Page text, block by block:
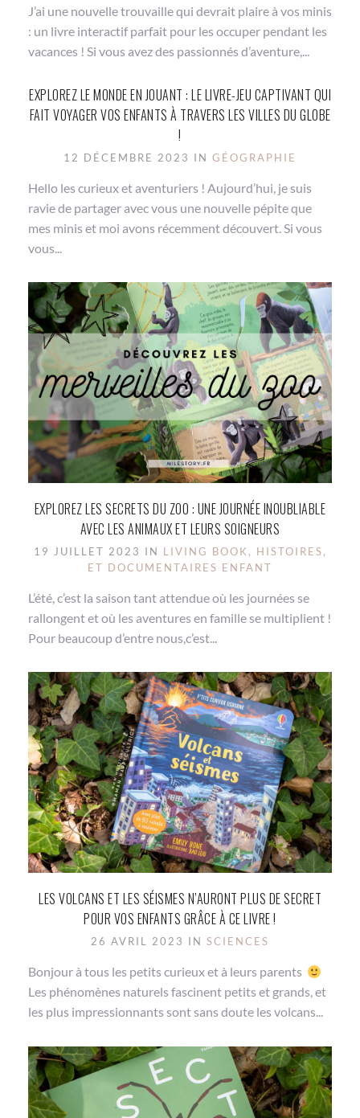
J’ai une nouvelle trouvaille qui devrait plaire à vos minis
: un livre interactif parfait pour les occuper pendant les
vacances ! Si vous avez des passionnés d’aventure,...
EXPLOREZ LE MONDE EN JOUANT : LE LIVRE-JEU CAPTIVANT QUI
FAIT VOYAGER VOS ENFANTS À TRAVERS LES VILLES DU GLOBE
!
12 DÉCEMBRE 2023 IN GÉOGRAPHIE
Hello les curieux et aventuriers ! Aujourd’hui, je suis
ravie de partager avec vous une nouvelle pépite que
mes minis et moi avons récemment découvert. Si vous
vous...
EXPLOREZ LES SECRETS DU ZOO : UNE JOURNÉE INOUBLIABLE
AVEC LES ANIMAUX ET LEURS SOIGNEURS
19 JUILLET 2023 IN LIVING BOOK, HISTOIRES,
ET DOCUMENTAIRES ENFANT
L’été, c’est la saison tant attendue où les journées se
rallongent et où les aventures en famille se multiplient !
Pour beaucoup d’entre nous,c’est...
LES VOLCANS ET LES SÉISMES N’AURONT PLUS DE SECRET
POUR VOS ENFANTS GRÂCE À CE LIVRE !
26 AVRIL 2023 IN SCIENCES
Bonjour à tous les petits curieux et à leurs parents
Les phénomènes naturels fascinent petits et grands, et
les plus impressionnants sont sans doute les volcans...